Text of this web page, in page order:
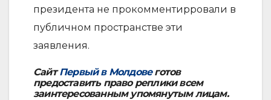
президента не прокомментирровали в
публичном пространстве эти
заявления.
СайтПервый в Молдовеготов
предоставить право реплики всем
заинтересованным упомянутым лицам.